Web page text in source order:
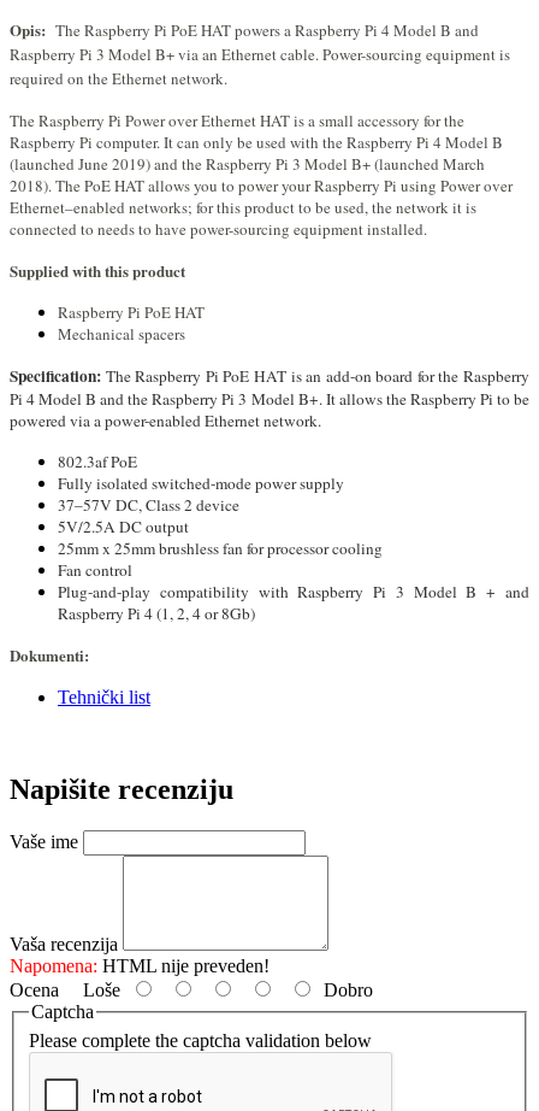
Opis: The Raspberry Pi PoE HAT powers a Raspberry Pi 4 Model B and
Raspberry Pi 3 Model B+ via an Ethernet cable. Power-sourcing equipment is
required on the Ethernet network.
The Raspberry Pi Power over Ethernet HAT is a small accessory for the
Raspberry Pi computer. It can only be used with the Raspberry Pi 4 Model B
(launched June 2019) and the Raspberry Pi 3 Model B+ (launched March
2018). The PoE HAT allows you to power your Raspberry Pi using Power over
Ethernet–enabled networks; for this product to be used, the network it is
connected to needs to have power-sourcing equipment installed.
Supplied with this product
Raspberry Pi PoE HAT
Mechanical spacers
Specification: The Raspberry Pi PoE HAT is an add-on board for the Raspberry
Pi 4 Model B and the Raspberry Pi 3 Model B+. It allows the Raspberry Pi to be
powered via a power-enabled Ethernet network.
802.3af PoE
Fully isolated switched-mode power supply
37–57V DC, Class 2 device
5V/2.5A DC output
25mm x 25mm brushless fan for processor cooling
Fan control
Plug-and-play compatibility with Raspberry Pi 3 Model B + and
Raspberry Pi 4 (1, 2, 4 or 8Gb)
Dokumenti:
Tehnički list
Napišite recenziju
Vaše ime
Vaša recenzija
Napomena: HTML nije preveden!
Ocena Loše
Dobro
Captcha
Please complete the captcha validation below